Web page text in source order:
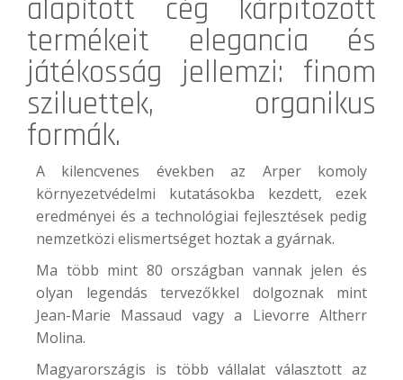
alapított cég kárpitozott
termékeit elegancia és
játékosság jellemzi: finom
sziluettek, organikus
formák.
A kilencvenes években az Arper komoly
környezetvédelmi kutatásokba kezdett, ezek
eredményei és a technológiai fejlesztések pedig
nemzetközi elismertséget hoztak a gyárnak.
Ma több mint 80 országban vannak jelen és
olyan legendás tervezőkkel dolgoznak mint
Jean-Marie Massaud vagy a Lievorre Altherr
Molina.
Magyarországis is több vállalat választott az